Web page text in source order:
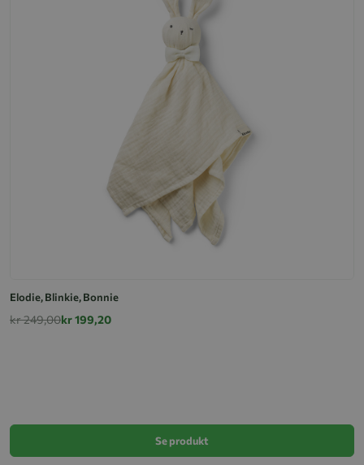
Elodie, Blinkie, Bonnie
kr 249,00kr 199,20
Se produkt